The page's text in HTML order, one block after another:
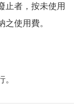
止者，按未使用
之使用費。